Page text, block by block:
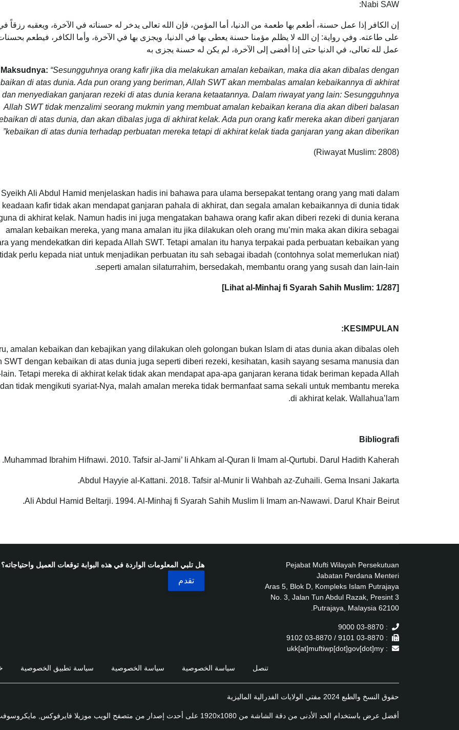
Nabi SAW:
إن الكافر إذا عمل حسنة، أطعم بها طعمة من الدنيا، أما المؤمن، فإن الله تعالى يدخر له حسناته في الآخرة، ويعقبه رزقاً في
على طاعته. وفي رواية‏:‏ ‏‏إن الله لا يظلم مؤمنا حسنة يعطى بها في الدنيا، ويجزى بها في الآخرة، وأما الكافر، فيطعم
عمل لله تعالى، في الدنيا حتى إذا أفضى إلى الآخرة، لم يكن له حسنة يجزى به
Maksudnya: “Sesungguhnya orang kafir jika dia melakukan amalan kebaikan, maka dia akan dibalas dengan
di atas dunia. Ada pun orang yang beriman, Allah SWT akan membalas amalan kebaikannya di akhirat
dan menyediakan ganjaran rezeki di atas dunia kerana ketaatannya. Dalam riwayat yang lain: Sesungguhnya
Allah SWT tidak menzalimi seorang mukmin yang membuat amalan kebaikan kerana dia akan diberi balasan
di atas dunia, dan akan dibalas juga di akhirat kelak. Ada pun orang kafir mereka akan diberi ganjaran
kebaikan di atas dunia terhadap perbuatan mereka tetapi di akhirat kelak tiada ganjaran yang akan diberikan”
(Riwayat Muslim: 2808)
Syeikh Ali Abdul Hamid menjelaskan hadis ini bahawa para ulama bersepakat tentang orang yang mati dalam
keadaan kafir tidak akan mendapat ganjaran pahala di akhirat, dan segala amalan kebaikannya di dunia tidak
di akhirat kelak. Namun hadis ini juga mengatakan bahawa orang kafir akan diberi rezeki di dunia kerana
amalan kebaikan mereka, yang mana amalan itu jika dilakukan oleh orang mu’min maka akan dikira sebagai
yang mendekatkan diri kepada Allah SWT. Tetapi amalan itu hanya terpakai pada perbuatan kebaikan yang
tidak perlu kepada niat untuk menjadikan perbuatan itu sah sebagai ibadah (contohnya solat memerlukan niat)
seperti amalan silaturrahim, bersedakah, membantu orang yang susah dan lain-lain.
[Lihat al-Minhaj fi Syarah Sahih Muslim: 1/287]
KESIMPULAN:
amalan kebaikan dan kebajikan yang dilakukan oleh golongan bukan Islam di atas dunia akan dibalas oleh
SWT dengan kebaikan di atas dunia juga seperti diberi rezeki, kesihatan, kasih sayang sesama manusia dan
Tetapi mereka di akhirat kelak tidak akan mendapat apa-apa ganjaran kerana tidak beriman kepada Allah
tidak mengikuti syariat-Nya, malah amalan mereka tidak bermanfaat sama sekali untuk membantu mereka
di akhirat kelak. Wallahua’lam.
Bibliografi
Muhammad Ibrahim Hifnawi. 2010. Tafsir al-Jami’ li Ahkam al-Quran li Imam al-Qurtubi. Darul Hadith Kaherah.
Abdul Hayyie al-Kattani. 2018. Tafsir al-Munir li Wahbah az-Zuhaili. Gema Insani Jakarta.
Ali Abdul Hamid Beltarji. 1994. Al-Minhaj fi Syarah Sahih Muslim li Imam an-Nawawi. Darul Khair Beirut.
Pejabat Mufti Wilayah Persekutuan
Jabatan Perdana Menteri
Aras 5, Blok D, Kompleks Islam Putrajaya
No. 3, Jalan Tun Abdul Razak, Presint 3
62100 Putrajaya, Malaysia.
: 03-8870 9000
: 03-8870 9101 / 03-8870 9102
: ukk[at]muftiwp[dot]gov[dot]my
هل تلبي المعلومات الواردة في هذه البوابة توقعات العميل واحتياجاته؟
تنصل سياسة الخصوصية سياسة الخصوصية سياسة تطبيق الخصوصية
حقوق النسخ والطبع 2024 مفتي الولايات الفدرالية الماليزية
أفضل عرض باستخدام الحد الأدنى من دقة الشاشة من 1920x1080 على أحدث إصدار من متصفح الويب موزيلا فايرفوكس, مايكروسوفت إيدج أو جوجل كروم